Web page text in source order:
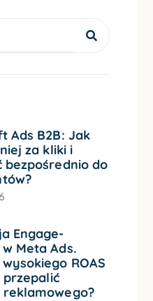
Ads B2B: Jak
za kliki i
bezpośrednio do
Engage-
Meta Ads.
wysokiego ROAS
przepalić